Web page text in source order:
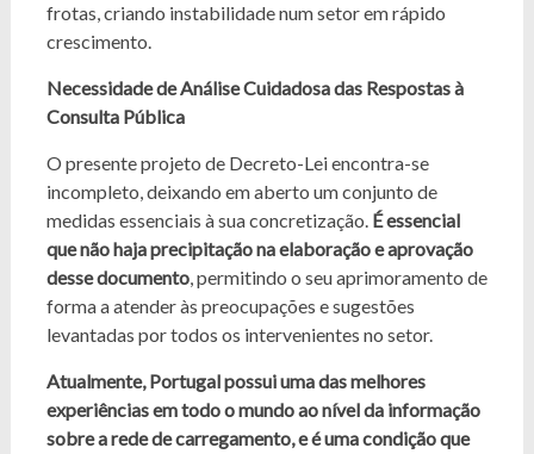
frotas, criando instabilidade num setor em rápido
crescimento.
Necessidade de Análise Cuidadosa das Respostas à
Consulta Pública
O presente projeto de Decreto-Lei encontra-se
incompleto, deixando em aberto um conjunto de
medidas essenciais à sua concretização. É essencial
que não haja precipitação na elaboração e aprovação
desse documento, permitindo o seu aprimoramento de
forma a atender às preocupações e sugestões
levantadas por todos os intervenientes no setor.
Atualmente, Portugal possui uma das melhores
experiências em todo o mundo ao nível da informação
sobre a rede de carregamento, e é uma condição que